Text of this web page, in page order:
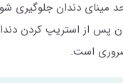
مینای دندان جلوگیری
پس از استریپ کردن
است.